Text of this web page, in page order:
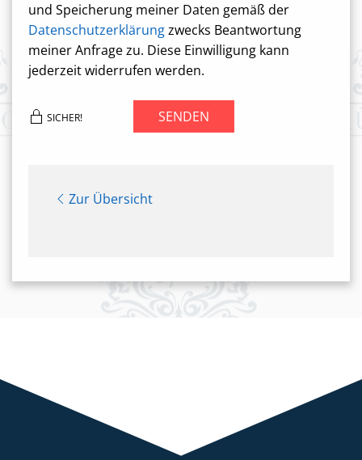
und Speicherung meiner Daten gemäß der
Datenschutzerklärungzwecks Beantwortung
meiner Anfrage zu. Diese Einwilligung kann
jederzeit widerrufen werden.
SICHER! SENDEN
Zur Übersicht